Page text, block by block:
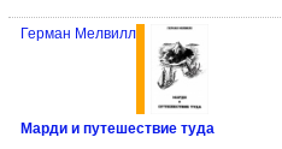
Герман Мелвилл
Марди и путешествие туда